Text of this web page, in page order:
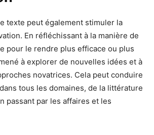
texte peut également stimuler la
En réfléchissant à la manière de
pour le rendre plus efficace ou plus
à explorer de nouvelles idées et à
novatrices. Cela peut conduire
tous les domaines, de la littérature
passant par les affaires et les